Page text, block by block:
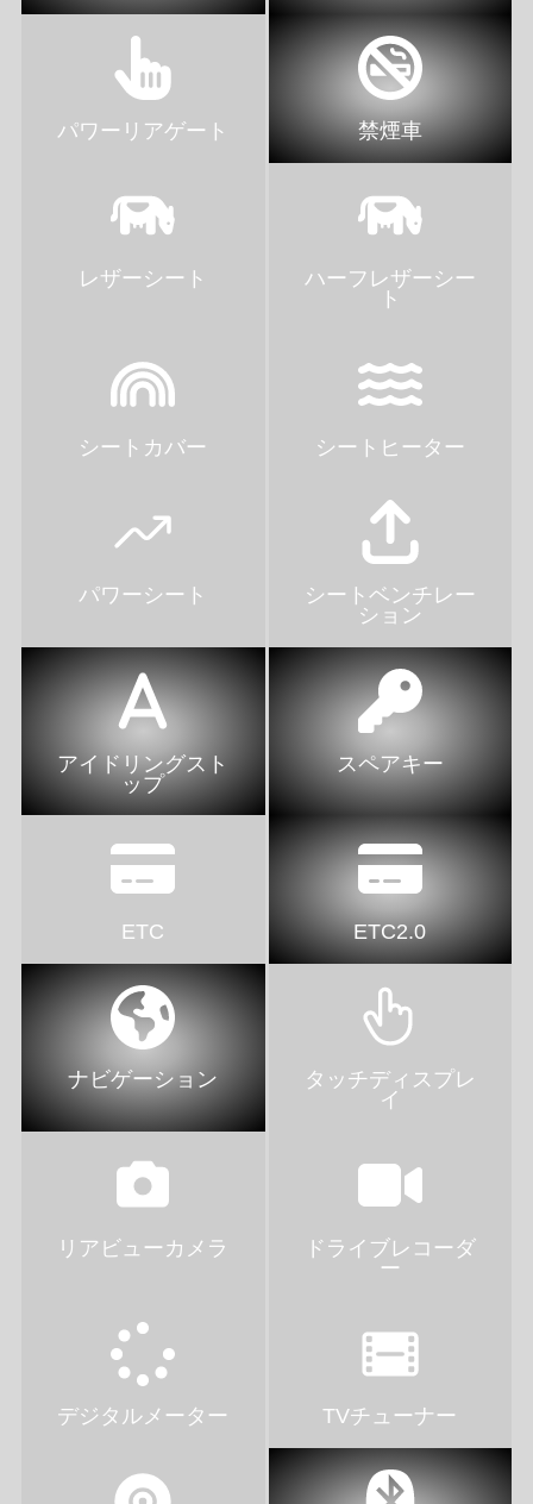
パワーリアゲート 禁煙車
レザーシート
ハーフレザーシー
ト
シートカバー シートヒーター
パワーシート
シートベンチレー
ション
アイドリングスト
ップ
スペアキー
ETC ETC2.0
ナビゲーション
タッチディスプレ
イ
リアビューカメラ
ドライブレコーダ
ー
デジタルメーター TVチューナー